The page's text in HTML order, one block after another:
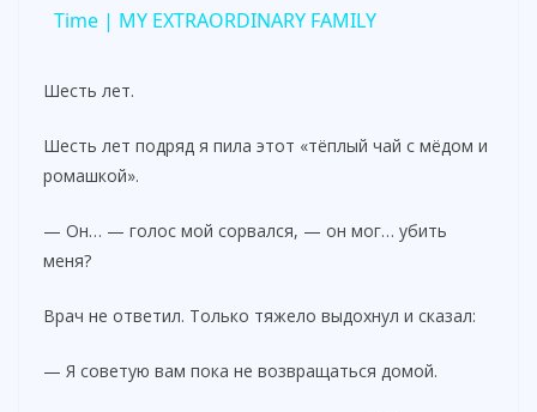
a
V
i
d
e
Time | MY EXTRAORDINARY FAMILY
Шесть лет.
Шесть лет подряд я пила этот «тёплый чай с мёдом и
ромашкой».
— Он… — голос мой сорвался, — он мог… убить
меня?
Врач не ответил. Только тяжело выдохнул и сказал:
— Я советую вам пока не возвращаться домой.